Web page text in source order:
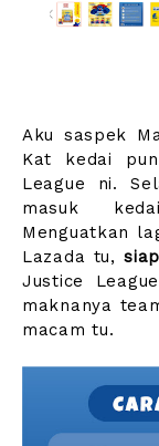
Aku saspek
Kat kedai
League ni.
masuk
Menguatkan
Lazada tu,
Justice
maknanya
macam tu.